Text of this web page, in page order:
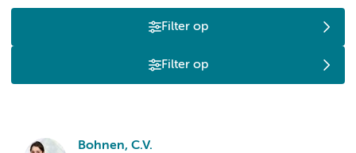
Filter op
Filter op
Bohnen, C.V.